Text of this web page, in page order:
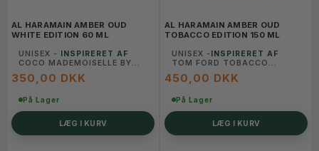
AL HARAMAIN AMBER OUD
WHITE EDITION 60 ML
UNISEX - INSPIRERET AF
COCO MADEMOISELLE BY
CHANEL
350,00 DKK
På Lager
LÆG I KURV
AL HARAMAIN AMBER OUD
TOBACCO EDITION 150 ML
UNISEX - INSPIRERET AF
TOM FORD TOBACCO
VANILLE
450,00 DKK
På Lager
LÆG I KURV